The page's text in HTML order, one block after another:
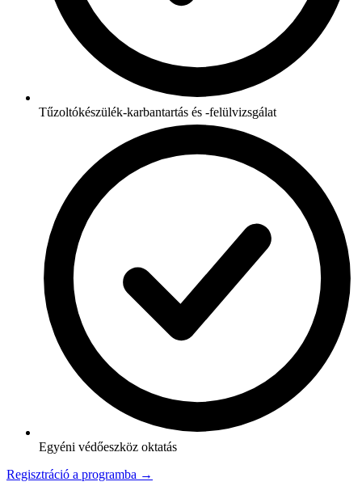
Tűzoltókészülék-karbantartás és -felülvizsgálat
Egyéni védőeszköz oktatás
Regisztráció a programba →